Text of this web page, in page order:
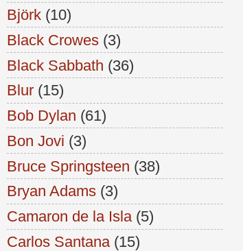
Björk (10)
Black Crowes (3)
Black Sabbath (36)
Blur (15)
Bob Dylan (61)
Bon Jovi (3)
Bruce Springsteen (38)
Bryan Adams (3)
Camaron de la Isla (5)
Carlos Santana (15)